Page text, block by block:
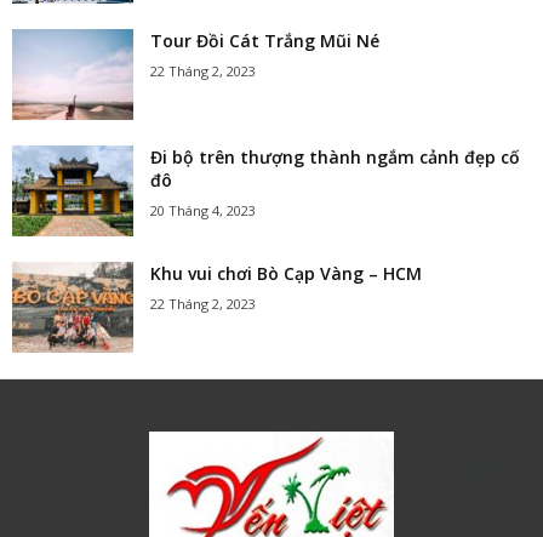
Tour Đồi Cát Trắng Mũi Né
22 Tháng 2, 2023
Đi bộ trên thượng thành ngắm cảnh đẹp cố
đô
20 Tháng 4, 2023
Khu vui chơi Bò Cạp Vàng – HCM
22 Tháng 2, 2023